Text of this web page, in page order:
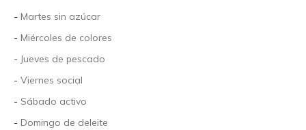
- Martes sin azúcar
- Miércoles de colores
- Jueves de pescado
- Viernes social
- Sábado activo
- Domingo de deleite